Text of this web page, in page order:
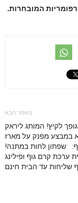
המובחרות.
מאמר הבא
גופך לקיץ! המותג ליראק
במבצע מפנק על מארז
שפתון לחות במתנה!
ערכת קרם גוף ופילינג
שליחות עד הבית חינם